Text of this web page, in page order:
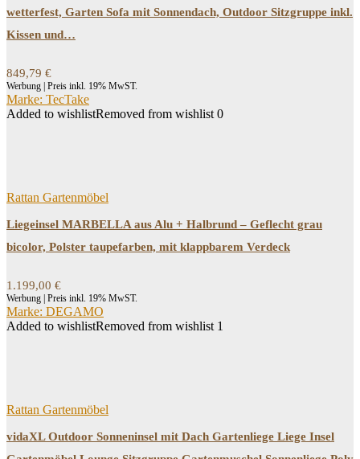
wetterfest, Garten Sofa mit Sonnendach, Outdoor Sitzgruppe inkl.
Kissen und…
849,79 €
Werbung | Preis inkl. 19% MwST.
Marke: TecTake
Added to wishlistRemoved from wishlist 0
Rattan Gartenmöbel
Liegeinsel MARBELLA aus Alu + Halbrund – Geflecht grau
bicolor, Polster taupefarben, mit klappbarem Verdeck
1.199,00 €
Werbung | Preis inkl. 19% MwST.
Marke: DEGAMO
Added to wishlistRemoved from wishlist 1
Rattan Gartenmöbel
vidaXL Outdoor Sonneninsel mit Dach Gartenliege Liege Insel